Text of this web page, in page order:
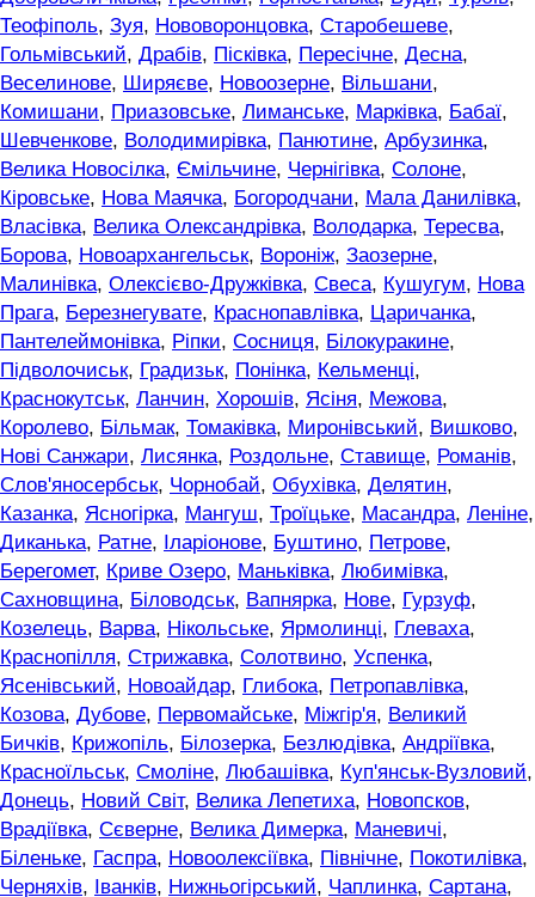
Теофіполь, Зуя, Нововоронцовка, Старобешеве,
Гольмівський, Драбів, Пісківка, Пересічне, Десна,
Веселинове, Ширяєве, Новоозерне, Вільшани,
Комишани, Приазовське, Лиманське, Марківка, Бабаї,
Шевченкове, Володимирівка, Панютине, Арбузинка,
Велика Новосілка, Ємільчине, Чернігівка, Солоне,
Кіровське, Нова Маячка, Богородчани, Мала Данилівка,
Власівка, Велика Олександрівка, Володарка, Тересва,
Борова, Новоархангельськ, Вороніж, Заозерне,
Малинівка, Олексієво-Дружківка, Свеса, Кушугум, Нова
Прага, Березнегувате, Краснопавлівка, Царичанка,
Пантелеймонівка, Ріпки, Сосниця, Білокуракине,
Підволочиськ, Градизьк, Понінка, Кельменці,
Краснокутськ, Ланчин, Хорошів, Ясіня, Межова,
Королево, Більмак, Томаківка, Миронівський, Вишково,
Нові Санжари, Лисянка, Роздольне, Ставище, Романів,
Слов'яносербськ, Чорнобай, Обухівка, Делятин,
Казанка, Ясногірка, Мангуш, Троїцьке, Масандра, Леніне,
Диканька, Ратне, Іларіонове, Буштино, Петрове,
Берегомет, Криве Озеро, Маньківка, Любимівка,
Сахновщина, Біловодськ, Вапнярка, Нове, Гурзуф,
Козелець, Варва, Нікольське, Ярмолинці, Глеваха,
Краснопілля, Стрижавка, Солотвино, Успенка,
Ясенівський, Новоайдар, Глибока, Петропавлівка,
Козова, Дубове, Первомайське, Міжгір'я, Великий
Бичків, Крижопіль, Білозерка, Безлюдівка, Андріївка,
Красноїльськ, Смоліне, Любашівка, Куп'янськ-Вузловий,
Донець, Новий Світ, Велика Лепетиха, Новопсков,
Врадіївка, Сєверне, Велика Димерка, Маневичі,
Біленьке, Гаспра, Новоолексіївка, Північне, Покотилівка,
Черняхів, Іванків, Нижньогірський, Чаплинка, Сартана,